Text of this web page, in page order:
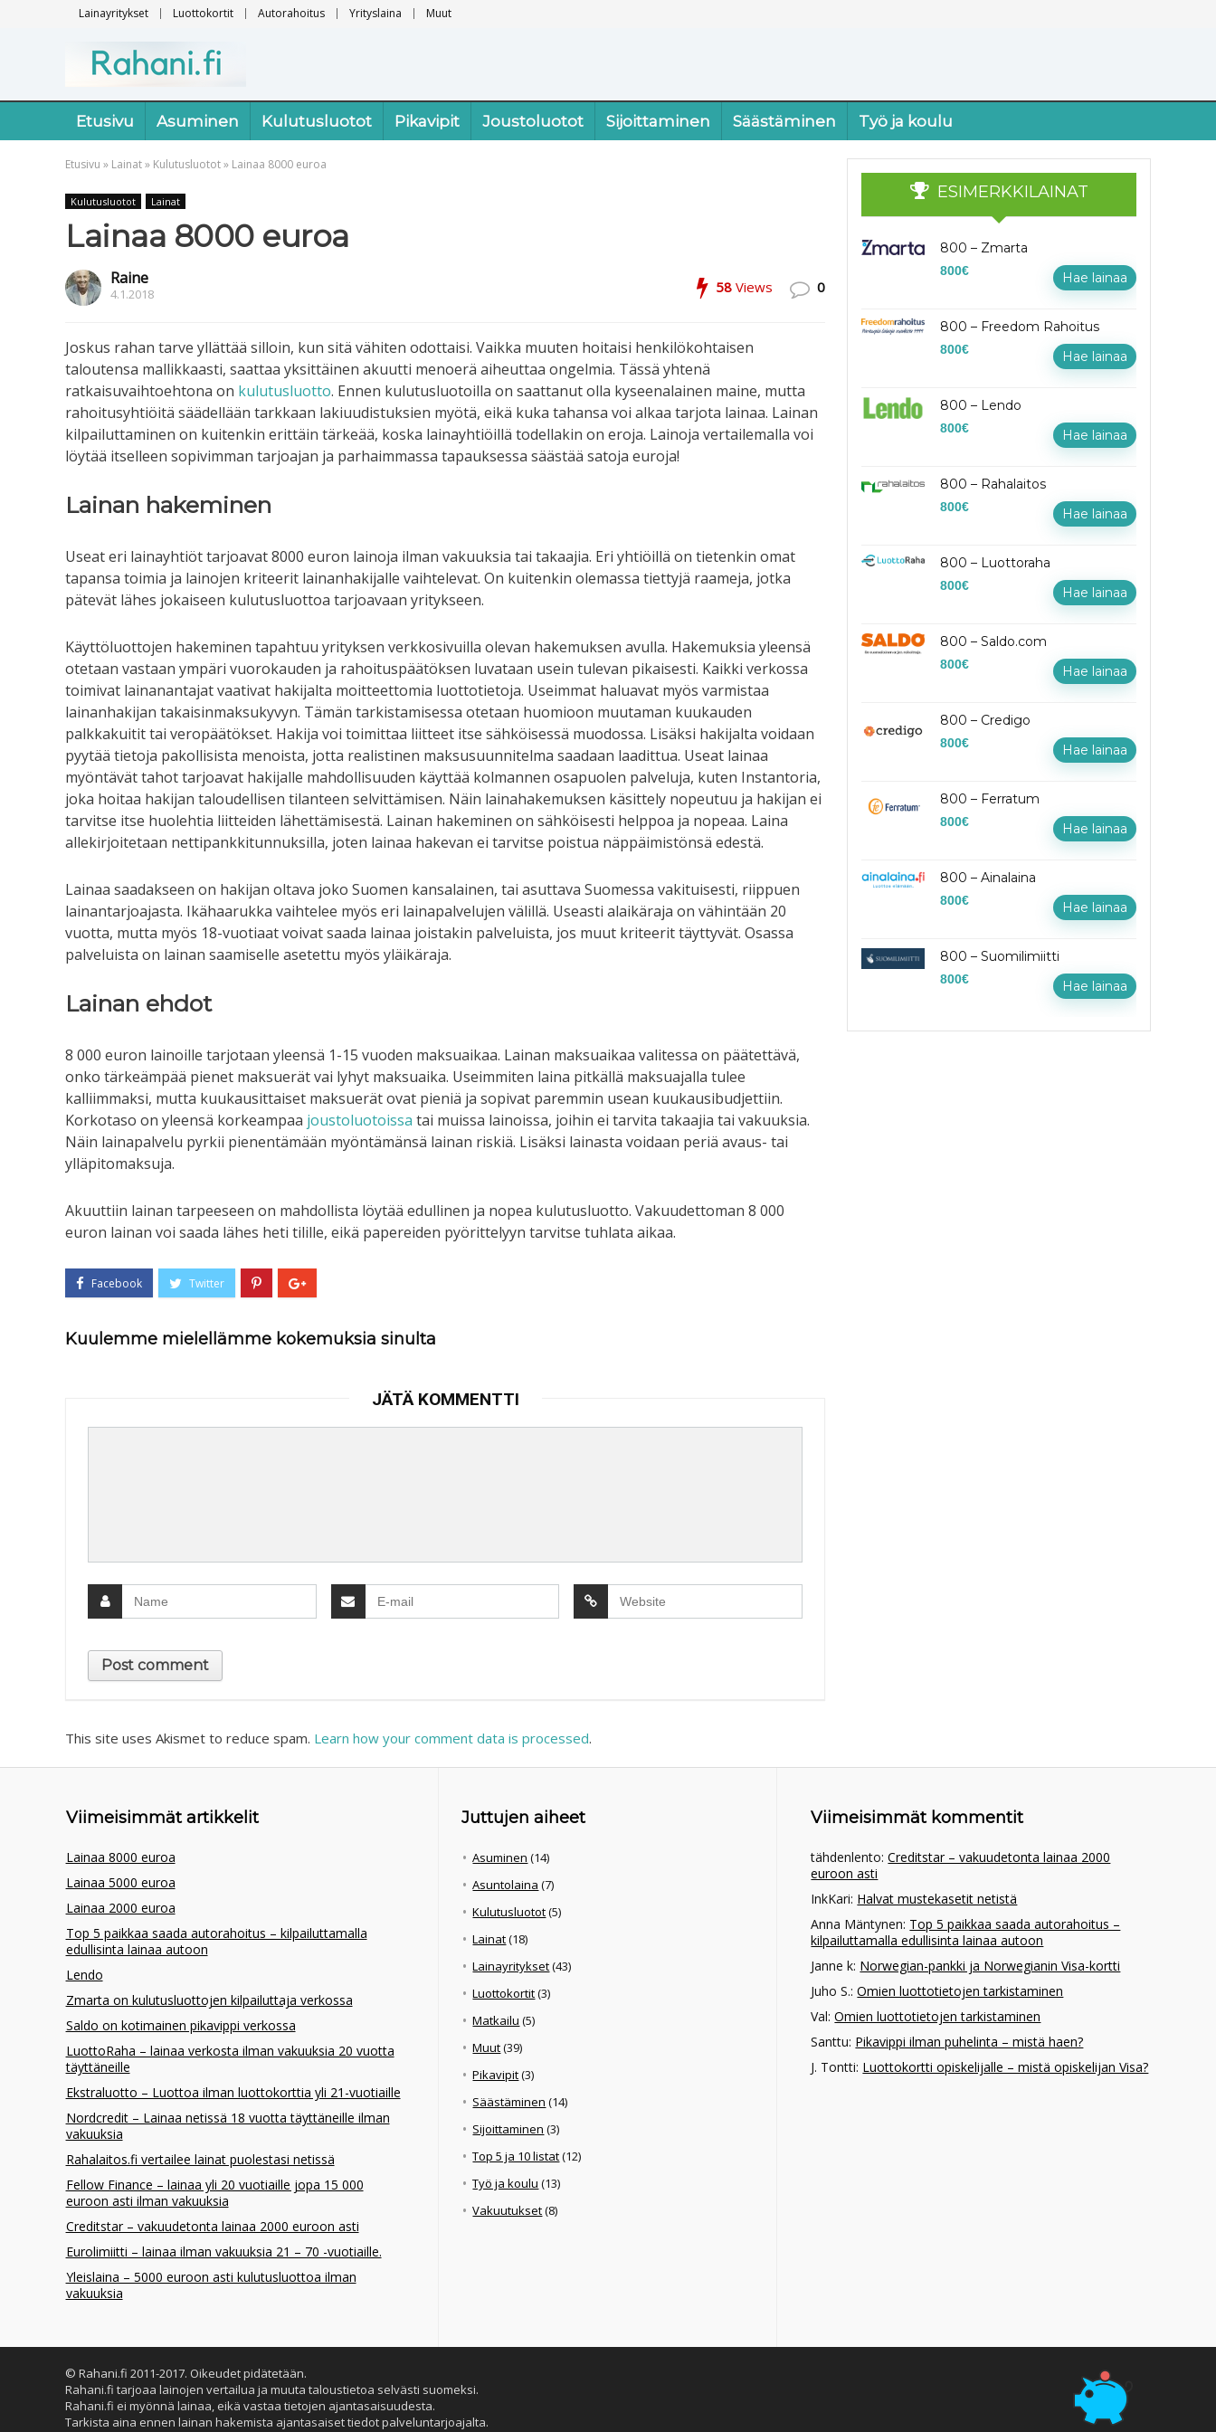
Lainayritykset Luottokortit Autorahoitus Yrityslaina Muut
Etusivu Asuminen Kulutusluotot Pikavipit Joustoluotot Sijoittaminen Säästäminen Työ ja koulu
Etusivu » Lainat» Kulutusluotot» Lainaa 8000 euroa
Kulutusluotot Lainat
Lainaa 8000 euroa
Raine
4.1.2018 58 Views 0
Joskus rahan tarve yllättää silloin, kun sitä vähiten odottaisi. Vaikka muuten hoitaisi henkilökohtaisen
taloutensa mallikkaasti, saattaa yksittäinen akuutti menoerä aiheuttaa ongelmia. Tässä yhtenä
ratkaisuvaihtoehtona on kulutusluotto. Ennen kulutusluotoilla on saattanut olla kyseenalainen maine, mutta
rahoitusyhtiöitä säädellään tarkkaan lakiuudistuksien myötä, eikä kuka tahansa voi alkaa tarjota lainaa. Lainan
kilpailuttaminen on kuitenkin erittäin tärkeää, koska lainayhtiöillä todellakin on eroja. Lainoja vertailemalla voi
löytää itselleen sopivimman tarjoajan ja parhaimmassa tapauksessa säästää satoja euroja!
Lainan hakeminen
Useat eri lainayhtiöt tarjoavat 8000 euron lainoja ilman vakuuksia tai takaajia. Eri yhtiöillä on tietenkin omat
tapansa toimia ja lainojen kriteerit lainanhakijalle vaihtelevat. On kuitenkin olemassa tiettyjä raameja, jotka
pätevät lähes jokaiseen kulutusluottoa tarjoavaan yritykseen.
Käyttöluottojen hakeminen tapahtuu yrityksen verkkosivuilla olevan hakemuksen avulla. Hakemuksia yleensä
otetaan vastaan ympäri vuorokauden ja rahoituspäätöksen luvataan usein tulevan pikaisesti. Kaikki verkossa
toimivat lainanantajat vaativat hakijalta moitteettomia luottotietoja. Useimmat haluavat myös varmistaa
lainanhakijan takaisinmaksukyvyn. Tämän tarkistamisessa otetaan huomioon muutaman kuukauden
palkkakuitit tai veropäätökset. Hakija voi toimittaa liitteet itse sähköisessä muodossa. Lisäksi hakijalta voidaan
pyytää tietoja pakollisista menoista, jotta realistinen maksusuunnitelma saadaan laadittua. Useat lainaa
myöntävät tahot tarjoavat hakijalle mahdollisuuden käyttää kolmannen osapuolen palveluja, kuten Instantoria,
joka hoitaa hakijan taloudellisen tilanteen selvittämisen. Näin lainahakemuksen käsittely nopeutuu ja hakijan ei
tarvitse itse huolehtia liitteiden lähettämisestä. Lainan hakeminen on sähköisesti helppoa ja nopeaa. Laina
allekirjoitetaan nettipankkitunnuksilla, joten lainaa hakevan ei tarvitse poistua näppäimistönsä edestä.
Lainaa saadakseen on hakijan oltava joko Suomen kansalainen, tai asuttava Suomessa vakituisesti, riippuen
lainantarjoajasta. Ikähaarukka vaihtelee myös eri lainapalvelujen välillä. Useasti alaikäraja on vähintään 20
vuotta, mutta myös 18-vuotiaat voivat saada lainaa joistakin palveluista, jos muut kriteerit täyttyvät. Osassa
palveluista on lainan saamiselle asetettu myös yläikäraja.
Lainan ehdot
8 000 euron lainoille tarjotaan yleensä 1-15 vuoden maksuaikaa. Lainan maksuaikaa valitessa on päätettävä,
onko tärkeämpää pienet maksuerät vai lyhyt maksuaika. Useimmiten laina pitkällä maksuajalla tulee
kalliimmaksi, mutta kuukausittaiset maksuerät ovat pieniä ja sopivat paremmin usean kuukausibudjettiin.
Korkotaso on yleensä korkeampaa joustoluotoissa tai muissa lainoissa, joihin ei tarvita takaajia tai vakuuksia.
Näin lainapalvelu pyrkii pienentämään myöntämänsä lainan riskiä. Lisäksi lainasta voidaan periä avaus- tai
ylläpitomaksuja.
Akuuttiin lainan tarpeeseen on mahdollista löytää edullinen ja nopea kulutusluotto. Vakuudettoman 8 000
euron lainan voi saada lähes heti tilille, eikä papereiden pyörittelyyn tarvitse tuhlata aikaa.
Kuulemme mielellämme kokemuksia sinulta
JÄTÄ KOMMENTTI
This site uses Akismet to reduce spam. Learn how your comment data is processed.
ESIMERKKILAINAT
800 – Zmarta
800€ Hae lainaa
800 – Freedom Rahoitus
800€ Hae lainaa
800 – Lendo
800€ Hae lainaa
800 – Rahalaitos
800€ Hae lainaa
800 – Luottoraha
800€ Hae lainaa
800 – Saldo.com
800€ Hae lainaa
800 – Credigo
800€ Hae lainaa
800 – Ferratum
800€ Hae lainaa
800 – Ainalaina
800€ Hae lainaa
800 – Suomilimiitti
800€ Hae lainaa
Viimeisimmät artikkelit
Lainaa 8000 euroa
Lainaa 5000 euroa
Lainaa 2000 euroa
Top 5 paikkaa saada autorahoitus – kilpailuttamalla
edullisinta lainaa autoon
Lendo
Zmarta on kulutusluottojen kilpailuttaja verkossa
Saldo on kotimainen pikavippi verkossa
LuottoRaha – lainaa verkosta ilman vakuuksia 20 vuotta
täyttäneille
Ekstraluotto – Luottoa ilman luottokorttia yli 21-vuotiaille
Nordcredit – Lainaa netissä 18 vuotta täyttäneille ilman
vakuuksia
Rahalaitos.fi vertailee lainat puolestasi netissä
Fellow Finance – lainaa yli 20 vuotiaille jopa 15 000
euroon asti ilman vakuuksia
Creditstar – vakuudetonta lainaa 2000 euroon asti
Eurolimiitti – lainaa ilman vakuuksia 21 – 70 -vuotiaille.
Yleislaina – 5000 euroon asti kulutusluottoa ilman
vakuuksia
Juttujen aiheet
Asuminen (14)
Asuntolaina (7)
Kulutusluotot(5)
Lainat(18)
Lainayritykset(43)
Luottokortit(3)
Matkailu (5)
Muut(39)
Pikavipit(3)
Säästäminen (14)
Sijoittaminen (3)
Top 5 ja 10 listat(12)
Työ ja koulu (13)
Vakuutukset(8)
Viimeisimmät kommentit
tähdenlento:Creditstar – vakuudetonta lainaa 2000
euroon asti
InkKari: Halvat mustekasetit netistä
Anna Mäntynen: Top 5 paikkaa saada autorahoitus –
kilpailuttamalla edullisinta lainaa autoon
Janne k: Norwegian-pankki ja Norwegianin Visa-kortti
Juho S.:Omien luottotietojen tarkistaminen
Val:Omien luottotietojen tarkistaminen
Santtu: Pikavippi ilman puhelinta – mistä haen?
J. Tontti: Luottokortti opiskelijalle – mistä opiskelijan Visa?
© Rahani.fi 2011-2017. Oikeudet pidätetään.
Rahani.fi tarjoaa lainojen vertailua ja muuta taloustietoa selvästi suomeksi.
Rahani.fi ei myönnä lainaa, eikä vastaa tietojen ajantasaisuudesta.
Tarkista aina ennen lainan hakemista ajantasaiset tiedot palveluntarjoajalta.